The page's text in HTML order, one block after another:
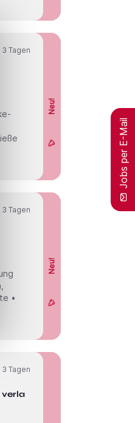
Neu!
3 Tagen
Neu!
3 Tagen
•
3 Tagen
Jobs per E-Mail